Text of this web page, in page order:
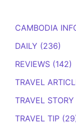
CAMBODIA
DAILY (236)
REVIEWS (142)
TRAVEL
TRAVEL STORY
TRAVEL TIP